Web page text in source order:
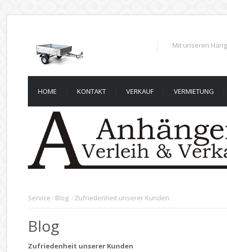
Mit unseren
HOME KONTAKT VERKAUF VERMIETUNG
Service : Blog : Zufriedenheit unserer Kunden
Blog
Zufriedenheit unserer Kunden